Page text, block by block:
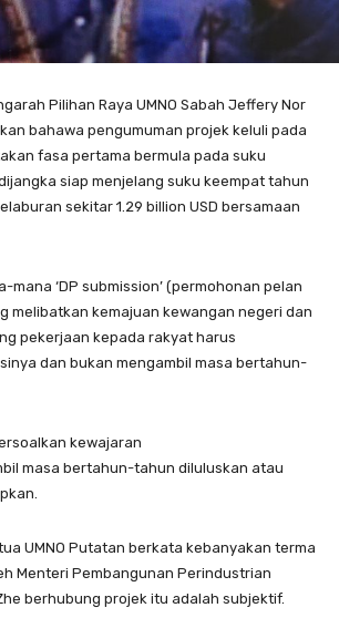
Pilihan Raya UMNO Sabah Jeffery Nor
bahawa pengumuman projek keluli pada
fasa pertama bermula pada suku
siap menjelang suku keempat tahun
sekitar 1.29 billion USD bersamaan
mana ‘DP submission’ (permohonan pelan
melibatkan kemajuan kewangan negeri dan
pekerjaan kepada rakyat harus
dan bukan mengambil masa bertahun-
kewajaran
masa bertahun-tahun diluluskan atau
UMNO Putatan berkata kebanyakan terma
Menteri Pembangunan Perindustrian
berhubung projek itu adalah subjektif.